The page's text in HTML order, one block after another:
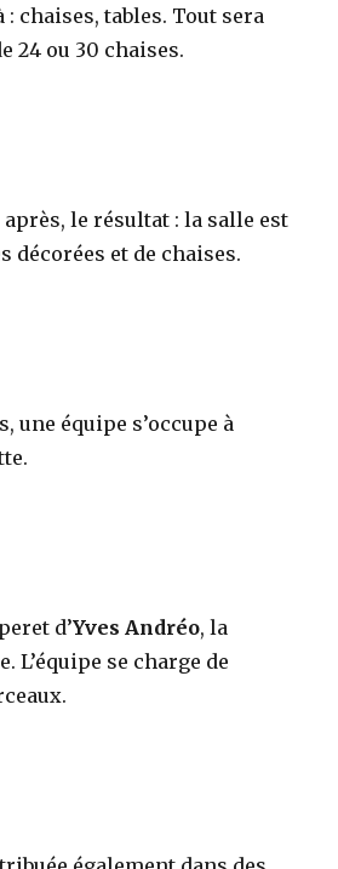
chaises, tables. Tout sera
24 ou 30 chaises.
après, le résultat : la salle est
décorées et de chaises.
une équipe s’occupe à
d’Yves Andréo, la
L’équipe se charge de